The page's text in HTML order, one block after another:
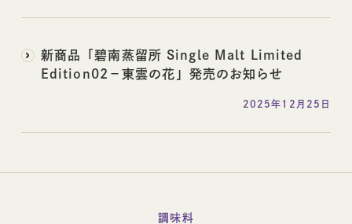
新商品「碧南蒸留所 Single Malt Limited
Edition02－東雲の花」発売のお知らせ
2025年12月25日
調味料